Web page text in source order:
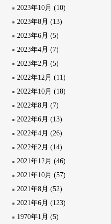
2023年10月 (10)
2023年8月 (13)
2023年6月 (5)
2023年4月 (7)
2023年2月 (5)
2022年12月 (11)
2022年10月 (18)
2022年8月 (7)
2022年6月 (13)
2022年4月 (26)
2022年2月 (14)
2021年12月 (46)
2021年10月 (57)
2021年8月 (52)
2021年6月 (123)
1970年1月 (5)